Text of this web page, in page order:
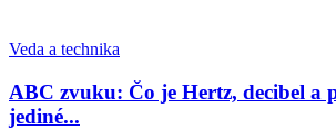
Veda a technika
ABC zvuku: Čo je Hertz, decibel a
jediné...